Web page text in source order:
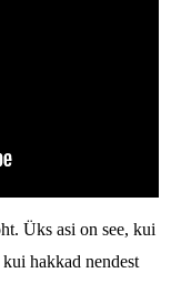
Üks asi on see, kui
hakkad nendest